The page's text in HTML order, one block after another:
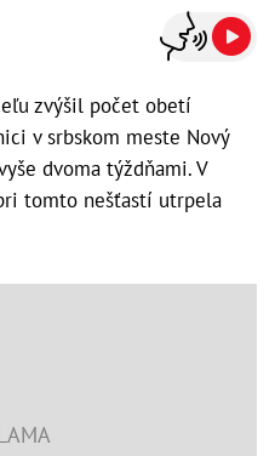
zvýšil počet obetí
v srbskom meste Nový
dvoma týždňami. V
tomto nešťastí utrpela